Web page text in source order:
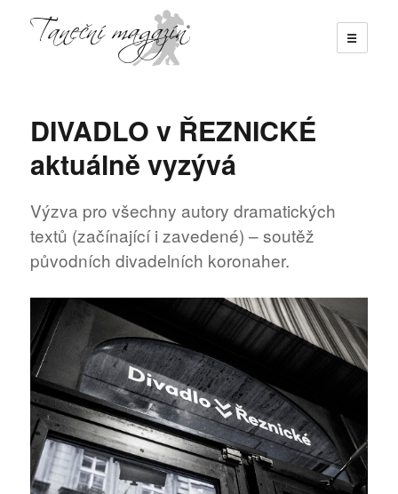
☰
DIVADLO v ŘEZNICKÉ
aktuálně vyzývá
Výzva pro všechny autory dramatických
textů (začínající i zavedené) – soutěž
původních divadelních koronaher.